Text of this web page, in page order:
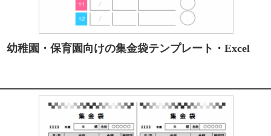
幼稚園・保育園向けの集金袋テンプレート・Excel